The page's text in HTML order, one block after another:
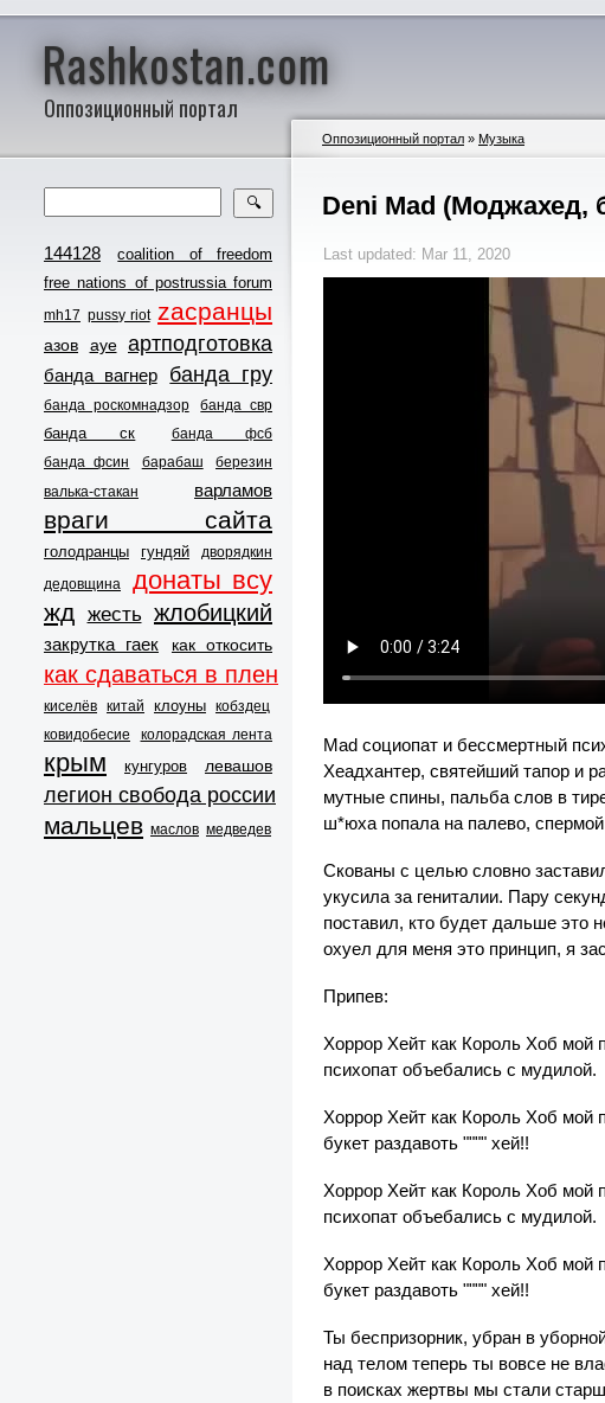
Rashkostan.com
Оппозиционный портал
🔍
144128
coalition of freedom
free nations of postrussia forum
mh17 pussy riot zасранцы
азов ауе артподготовка
банда вагнер банда гру
банда роскомнадзор банда свр
банда ск
банда фсб
банда фсин
барабаш
березин
валька-стакан
варламов
враги сайта
голодранцы гундяй
дворядкин
дедовщина
донаты всу
жд жесть жлобицкий
закрутка гаек как откосить
как сдаваться в плен
киселёв китай клоуны кобздец
ковидобесие
колорадская лента
крым кунгуров левашов
легион свобода россии
мальцев маслов медведев
Оппозиционный портал » Музыка
Deni Mad (Моджахед,
Last updated: Mar 11, 2020
Mad социопат и бессмертный
Хеадхантер, святейший тапор и
мутные спины, пальба слов в
ш*юха попала на палево,
Скованы с целью словно
укусила за гениталии. Пару
поставил, кто будет дальше это
охуел для меня это принцип, я
Припев:
Хоррор Хейт как Король Хоб мой
психопат объебались с мудилой.
Хоррор Хейт как Король Хоб мой
букет раздавоть """" хей!!
Хоррор Хейт как Король Хоб мой
психопат объебались с мудилой.
Хоррор Хейт как Король Хоб мой
букет раздавоть """" хей!!
Ты беспризорник, убран в
над телом теперь ты вовсе не
в поисках жертвы мы стали